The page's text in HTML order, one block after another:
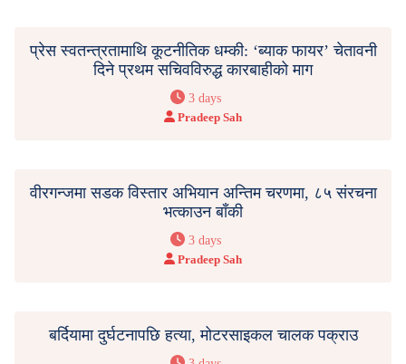
प्रेस स्वतन्त्रतामाथि कूटनीतिक धम्की: ‘ब्याक फायर’ चेतावनी
दिने प्रथम सचिवविरुद्ध कारबाहीको माग
3 days
Pradeep Sah
वीरगन्जमा सडक विस्तार अभियान अन्तिम चरणमा, ८५ संरचना
भत्काउन बाँकी
3 days
Pradeep Sah
बर्दियामा दुर्घटनापछि हत्या, मोटरसाइकल चालक पक्राउ